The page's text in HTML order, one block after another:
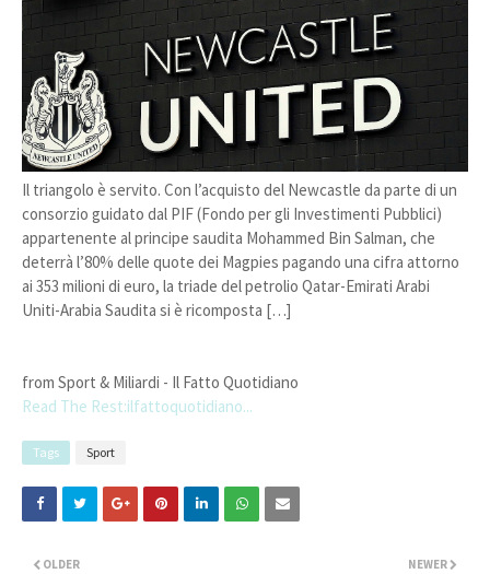
Il triangolo è servito. Con l’acquisto del Newcastle da parte di un
consorzio guidato dal PIF (Fondo per gli Investimenti Pubblici)
appartenente al principe saudita Mohammed Bin Salman, che
deterrà l’80% delle quote dei Magpies pagando una cifra attorno
ai 353 milioni di euro, la triade del petrolio Qatar-Emirati Arabi
Uniti-Arabia Saudita si è ricomposta […]
from Sport & Miliardi - Il Fatto Quotidiano
Read The Rest:ilfattoquotidiano...
Tags Sport
NEWER
OLDER